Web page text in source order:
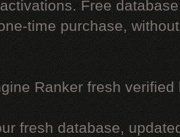
Free
time purchase,
Ranker fresh verified
fresh database,